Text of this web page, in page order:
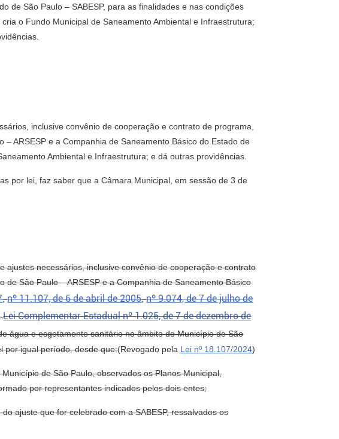
de São Paulo – SABESP, para as finalidades e nas condições
o Fundo Municipal de Saneamento Ambiental e Infraestrutura;
inclusive convênio de cooperação e contrato de programa,
ARSESP e a Companhia de Saneamento Básico do Estado de
Ambiental e Infraestrutura; e dá outras providências.
por lei, faz saber que a Câmara Municipal, em sessão de 3 de
necessários, inclusive convênio de cooperação e contrato
São Paulo – ARSESP e a Companhia de Saneamento Básico
,nº 11.107, de 6 de abril de 2005,nº 9.074, de 7 de julho de
Lei Complementar Estadual nº 1.025, de 7 de dezembro de
água e esgotamento sanitário no âmbito do Município de São
por igual período, desde que:(Revogado pela Lei nº 18.107/2024)
de São Paulo, observados os Planos Municipal,
por representantes indicados pelos dois entes;
ajuste que for celebrado com a SABESP, ressalvados os